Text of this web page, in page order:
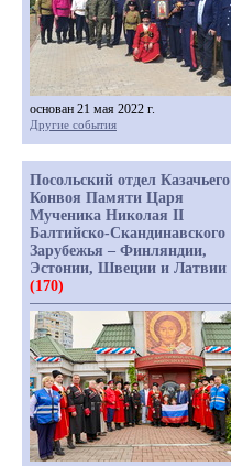
основан 21 мая 2022 г.
Другие события
Посольский отдел Казачьего
Конвоя Памяти Царя
Мученика Николая II
Балтийско-Скандинавского
Зарубежья – Финляндии,
Эстонии, Швеции и Латвии
(170)